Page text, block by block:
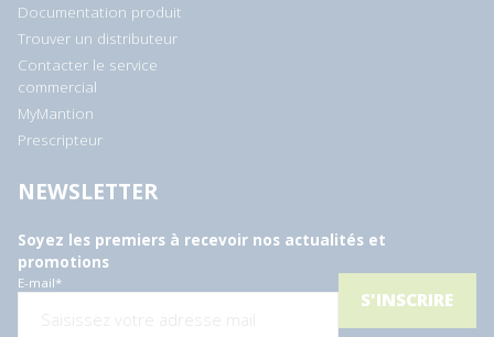
Documentation produit
Trouver un distributeur
Contacter le service
commercial
MyMantion
Prescripteur
NEWSLETTER
Soyez les premiers à recevoir nos actualités et
promotions
E-mail*